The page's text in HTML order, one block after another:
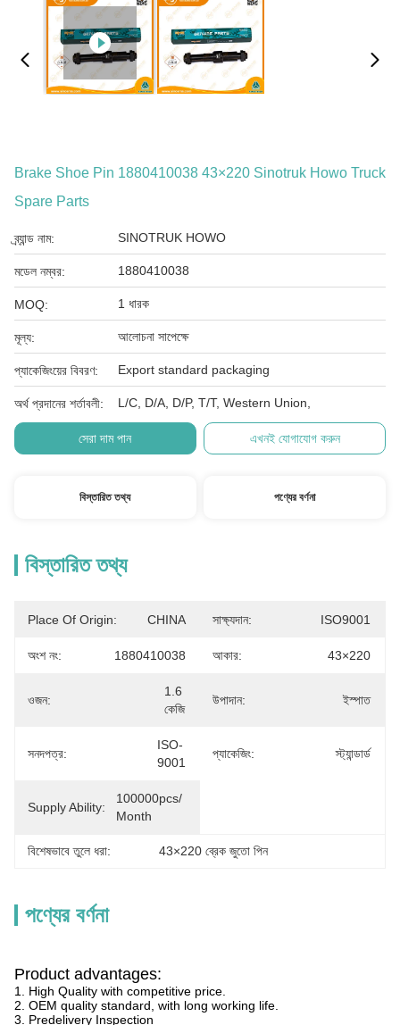
Brake Shoe Pin 1880410038 43×220 Sinotruk Howo Truck
Spare Parts
ব্র্যান্ড নাম: SINOTRUK HOWO
মডেল নম্বর: 1880410038
MOQ: 1 ধারক
মূল্য: আলোচনা সাপেক্ষে
প্যাকেজিংয়ের বিবরণ: Export standard packaging
অর্থ প্রদানের শর্তাবলী: L/C, D/A, D/P, T/T, Western Union,
সেরা দাম পান এখনই যোগাযোগ করুন
বিস্তারিত তথ্য পণ্যের বর্ণনা
বিস্তারিত তথ্য
Place Of Origin: CHINA সাক্ষ্যদান: ISO9001
অংশ নং: 1880410038 আকার: 43×220
ওজন:
1.6
কেজি
উপাদান: ইস্পাত
সনদপত্র:
ISO-
9001
প্যাকেজিং: স্ট্যান্ডার্ড
Supply Ability:
100000pcs/
Month
বিশেষভাবে তুলে ধরা: 43×220 ব্রেক জুতো পিন
পণ্যের বর্ণনা
Product advantages:
1. High Quality with competitive price.
2. OEM quality standard, with long working life.
3. Predelivery Inspection